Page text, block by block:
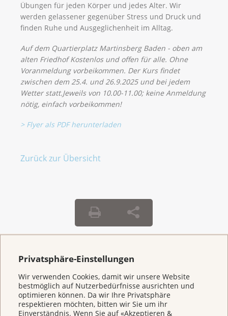
Privatsphäre-Einstellungen
Wir verwenden Cookies, damit wir unsere Website
bestmöglich auf Nutzerbedürfnisse ausrichten und
optimieren können. Da wir Ihre Privatsphäre
respektieren möchten, bitten wir Sie um ihr
Einverständnis. Wenn Sie auf «Akzeptieren &
Übungen für jeden Körper und jedes Alter. Wir
werden gelassener gegenüber Stress und Druck und
finden Ruhe und Ausgeglichenheit im Alltag.
Auf dem Quartierplatz Martinsberg Baden - oben am
alten Friedhof Kostenlos und offen für alle. Ohne
Voranmeldung vorbeikommen. Der Kurs findet
zwischen dem 25.4. und 26.9.2025 und bei jedem
Wetter statt.Jeweils von 10.00-11.00; keine Anmeldung
nötig, einfach vorbeikommen!
> Flyer als PDF herunterladen
Zurück zur Übersicht
Weitere Themen
Home